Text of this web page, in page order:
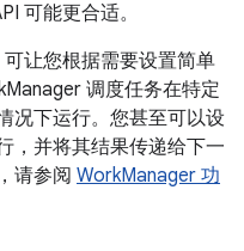
可能更合适。
让您根据需要设置简单
调度任务在特定
况下运行。您甚至可以设
，并将其结果传递给下一
请参阅 WorkManager 功